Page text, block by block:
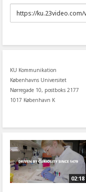
URL
to
KU Kommunikation
Københavns Universitet
Nørregade 10, postboks 2177
1017 København K
02:18